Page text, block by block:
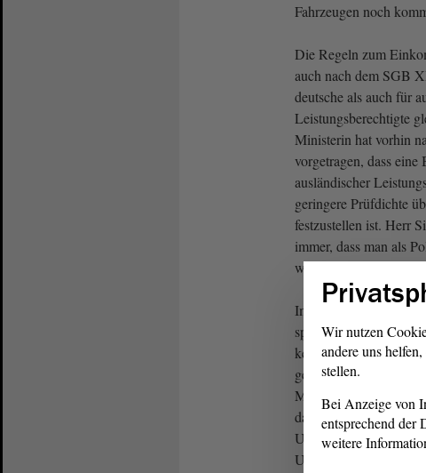
Fahrzeugen noch
Die Regeln zum
auch nach dem SGB
deutsche als auch für
Leistungsberechtigte
Ministerin hat vorhin
vorgetragen, dass eine
ausländischer
geringere Prüfdichte
festzustellen ist. Herr
immer, dass man als
worüber man rede.
Im Gegensatz zu
später auch Chef
kenne die Arbeit der
genau. Es gibt viele
Mitarbeiter kritisieren
dass sie Bescheide im
Unterhaltszahler in
Wir nutzen
andere uns
stellen.
Bei Anzeige von
entsprechend der
weitere